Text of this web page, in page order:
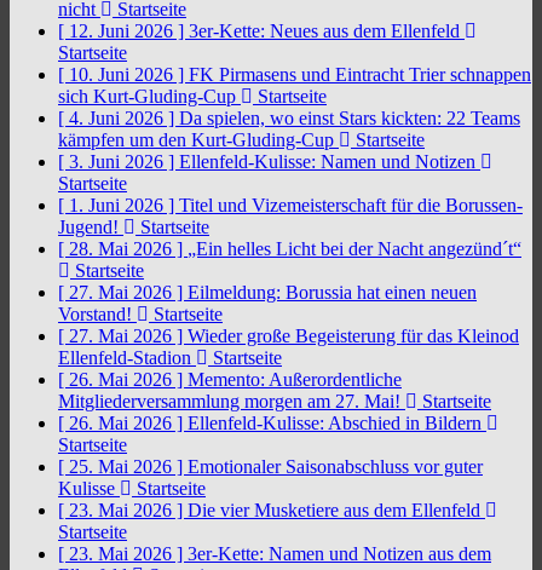
nicht
Startseite
[ 12. Juni 2026 ] 3er-Kette: Neues aus dem Ellenfeld
Startseite
[ 10. Juni 2026 ] FK Pirmasens und Eintracht Trier schnappen
sich Kurt-Gluding-Cup
Startseite
[ 4. Juni 2026 ] Da spielen, wo einst Stars kickten: 22 Teams
kämpfen um den Kurt-Gluding-Cup
Startseite
[ 3. Juni 2026 ] Ellenfeld-Kulisse: Namen und Notizen
Startseite
[ 1. Juni 2026 ] Titel und Vizemeisterschaft für die Borussen-
Jugend!
Startseite
[ 28. Mai 2026 ] „Ein helles Licht bei der Nacht angezünd´t“
Startseite
[ 27. Mai 2026 ] Eilmeldung: Borussia hat einen neuen
Vorstand!
Startseite
[ 27. Mai 2026 ] Wieder große Begeisterung für das Kleinod
Ellenfeld-Stadion
Startseite
[ 26. Mai 2026 ] Memento: Außerordentliche
Mitgliederversammlung morgen am 27. Mai!
Startseite
[ 26. Mai 2026 ] Ellenfeld-Kulisse: Abschied in Bildern
Startseite
[ 25. Mai 2026 ] Emotionaler Saisonabschluss vor guter
Kulisse
Startseite
[ 23. Mai 2026 ] Die vier Musketiere aus dem Ellenfeld
Startseite
[ 23. Mai 2026 ] 3er-Kette: Namen und Notizen aus dem